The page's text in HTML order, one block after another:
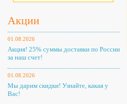
Акции
01.08.2026
Акция! 25% суммы доставки по России
за наш счет!
01.08.2026
Мы дарим скидки! Узнайте, какая у
Вас!